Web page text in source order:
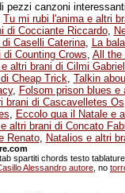
pezzi canzoni
Tu mi rubi l'anima e altri
di Cocciante Riccardo,
Caselli Caterina, La
Counting Crows, All the
altri brani di Cilmi
Cheap Trick, Talkin
, Folsom prison blues e
brani di Cascavelletes Os
, Eccolo qua il Natale e
altri brani di Concato
Renato, Natalios e altri
spartiti chords testo
Alessandro autore , no